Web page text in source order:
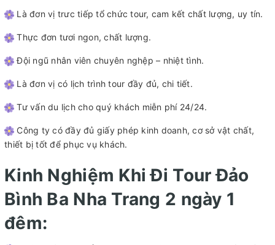
Là đơn vị trưc tiếp tổ chức tour, cam kết chất lượng, uy tín.
Thực đơn tươi ngon, chất lượng.
Đội ngũ nhân viên chuyên nghệp – nhiệt tình.
Là đơn vị có lịch trình tour đầy đủ, chi tiết.
Tư vấn du lịch cho quý khách miễn phí 24/24.
Công ty có đầy đủ giấy phép kinh doanh, cơ sở vật chất,
thiết bị tốt để phục vụ khách.
Kinh Nghiệm Khi Đi Tour Đảo
Bình Ba Nha Trang 2 ngày 1
đêm: